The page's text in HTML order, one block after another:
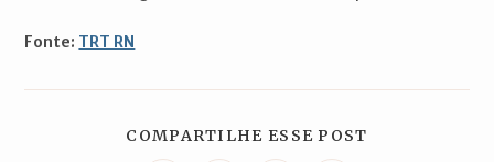
Fonte: TRT RN
COMPARTILHE ESSE POST